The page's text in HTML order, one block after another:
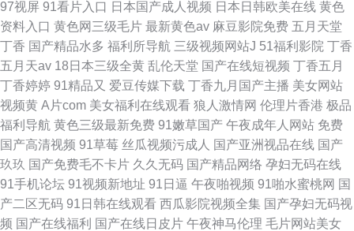
97视屏 91看片入口 日本国产成人视频 日本日韩欧美在线 黄色
资料入口 黄色网三级毛片 最新黄色av 麻豆影院免费 五月天堂
丁香 国产精品水多 福利所导航 三级视频网站J 51福利影院 丁香
五月天av 18日本三级全黄 乱伦天堂 国产在线短视频 丁香五月
丁香婷婷 91精品又 爱豆传媒下载 丁香九月国产主播 美女网站
视频黄 A片com 美女福利在线观看 狼人激情网 伦理片香港 极品
福利导航 黄色三级最新免费 91嫩草国产 午夜成年人网站 免费
国产高清视频 91草莓 丝瓜视频污成人 国产亚洲视品在线 国产
玖玖 国产免费毛不卡片 久久无码 国产精品网络 孕妇无码在线
91手机论坛 91视频新地址 91日逼 午夜啪视频 91啪水蜜桃网 国
产二区无码 91日韩在线观看 西瓜影院视频全集 国产孕妇无码视
频 国产在线福利 国产在线日皮片 午夜神马伦理 毛片网站美女